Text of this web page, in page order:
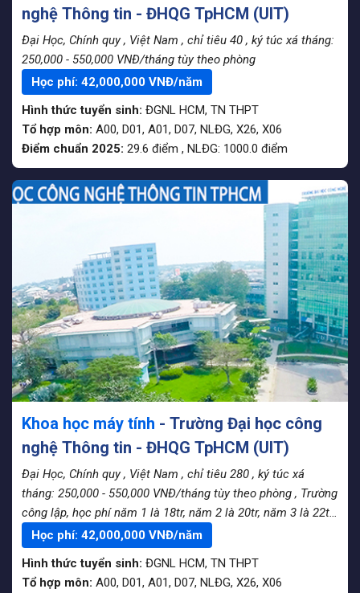
nghệ Thông tin - ĐHQG TpHCM (UIT)
Đại Học, Chính quy , Việt Nam , chỉ tiêu 40 , ký túc xá tháng:
250,000 - 550,000 VNĐ/tháng tùy theo phòng
Học phí: 42,000,000 VNĐ/năm
Hình thức tuyển sinh: ĐGNL HCM, TN THPT
Tổ hợp môn: A00, D01, A01, D07, NLĐG, X26, X06
Điểm chuẩn 2025: 29.6 điểm , NLĐG: 1000.0 điểm
Khoa học máy tính - Trường Đại học công
nghệ Thông tin - ĐHQG TpHCM (UIT)
Đại Học, Chính quy , Việt Nam , chỉ tiêu 280 , ký túc xá
tháng: 250,000 - 550,000 VNĐ/tháng tùy theo phòng , Trường
công lập, học phí năm 1 là 18tr, năm 2 là 20tr, năm 3 là 22tr,
năm 4 là 24tr
Học phí: 42,000,000 VNĐ/năm
Hình thức tuyển sinh: ĐGNL HCM, TN THPT
Tổ hợp môn: A00, D01, A01, D07, NLĐG, X26, X06